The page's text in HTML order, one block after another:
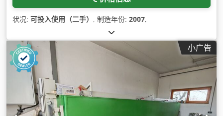
状况: 可投入使用（二手） , 制造年份: 2007,
小广告